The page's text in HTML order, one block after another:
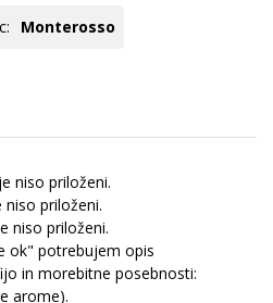
Monterosso
niso priloženi.
priloženi.
niso priloženi.
ok" potrebujem opis
in morebitne posebnosti:
arome).